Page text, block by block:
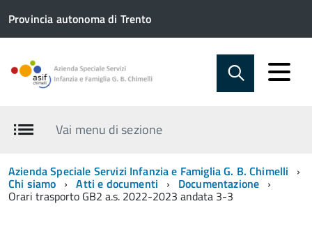
Provincia autonoma di Trento
Vai menu di sezione
Azienda Speciale Servizi Infanzia e Famiglia G. B. Chimelli
Chi siamo Atti e documenti Documentazione
Orari trasporto GB2 a.s. 2022-2023 andata 3-3